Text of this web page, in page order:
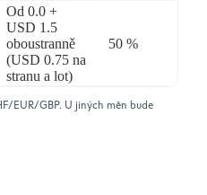
Od 0.0 +
USD 1.5
oboustranně
(USD 0.75 na
stranu a lot)
50 %
EUR/GBP. U jiných měn bude